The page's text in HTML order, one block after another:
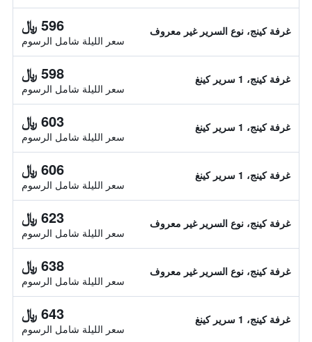
غرفة كينج، نوع السرير غير معروف 596 ﷼
سعر الليلة شامل الرسوم
غرفة كينج، 1 سرير كينغ 598 ﷼
سعر الليلة شامل الرسوم
غرفة كينج، 1 سرير كينغ 603 ﷼
سعر الليلة شامل الرسوم
غرفة كينج، 1 سرير كينغ 606 ﷼
سعر الليلة شامل الرسوم
غرفة كينج، نوع السرير غير معروف 623 ﷼
سعر الليلة شامل الرسوم
غرفة كينج، نوع السرير غير معروف 638 ﷼
سعر الليلة شامل الرسوم
غرفة كينج، 1 سرير كينغ 643 ﷼
سعر الليلة شامل الرسوم